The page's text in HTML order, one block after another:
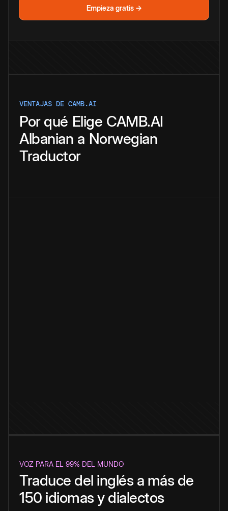
Empieza gratis →
VENTAJAS DE CAMB.AI
Por qué Elige CAMB.AI
Albanian a Norwegian
Traductor
VOZ PARA EL 99% DEL MUNDO
Traduce del inglés a más de
150 idiomas y dialectos